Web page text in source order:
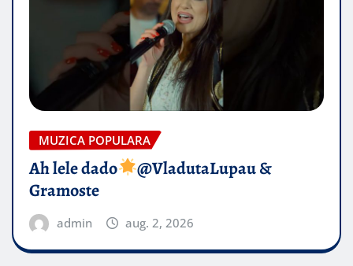
MUZICA POPULARA
Ah lele dado​
@VladutaLupau &
Gramoste
admin aug. 2, 2026